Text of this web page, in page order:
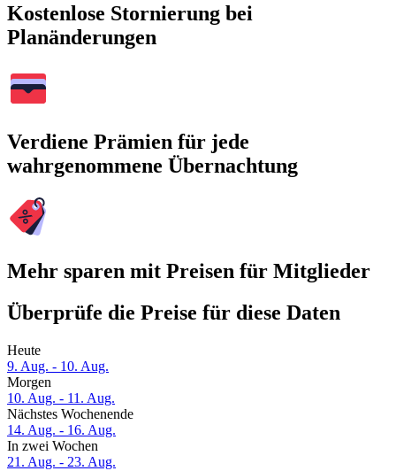
Kostenlose Stornierung bei
Planänderungen
Verdiene Prämien für jede
wahrgenommene Übernachtung
Mehr sparen mit Preisen für Mitglieder
Überprüfe die Preise für diese Daten
Heute
9. Aug. - 10. Aug.
Morgen
10. Aug. - 11. Aug.
Nächstes Wochenende
14. Aug. - 16. Aug.
In zwei Wochen
21. Aug. - 23. Aug.